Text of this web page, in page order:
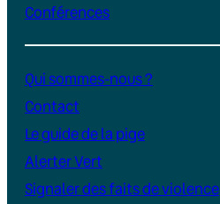
Conférences
Qui sommes-nous ?
Contact
Le guide de la pige
Alerter Vert
Signaler des faits de violence